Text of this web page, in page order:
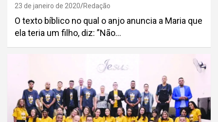
23 de janeiro de 2020 Redação
O texto bíblico no qual o anjo anuncia a Maria que
ela teria um filho, diz: ”Não…